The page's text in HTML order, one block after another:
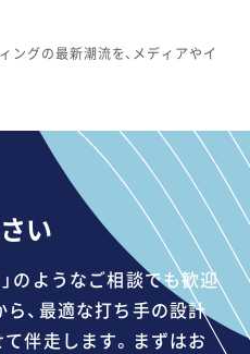
ングの最新潮流を、メディアやイ
い
のようなご相談でも歓迎
、最適な打ち手の設計
伴走します。まずはお